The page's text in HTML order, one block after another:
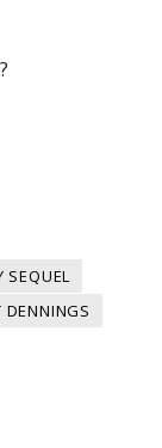
?
SEQUEL
DENNINGS